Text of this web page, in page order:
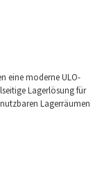
eine moderne ULO-
Lagerlösung für
Lagerräumen